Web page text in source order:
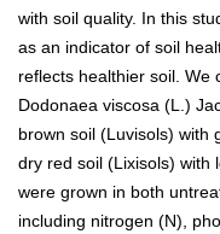
with soil quality. In this
as an indicator of soil
reflects healthier soil. We
Dodonaea viscosa (L.)
brown soil (Luvisols) with
dry red soil (Lixisols) with
were grown in both
including nitrogen (N),